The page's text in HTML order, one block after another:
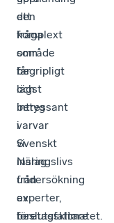
den
fråga
som
får
lägst
betyg
i
Svenskt
Näringslivs
undersökning
av
företagsklimatet.
ett
komplext
område
begripligt
och
intressant
varvar
vi
inslag
från
experter,
beslutsfattare